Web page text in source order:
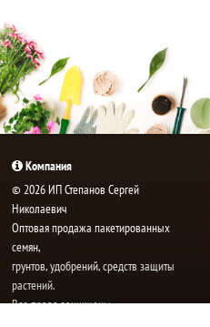
Компания
© 2026 ИП Степанов Сергей
Николаевич
Oптовая продажа пакетированных
семян,
грунтов, удобрений, средств защиты
растений.
Все права защищены.